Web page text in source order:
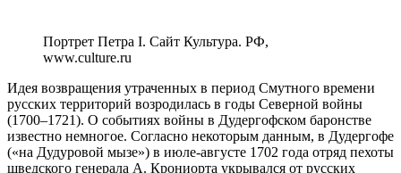
Портрет Петра I. Сайт Культура. РФ,
www.culture.ru
Идея возвращения утраченных в период Смутного времени
русских территорий возродилась в годы Северной войны
(1700–1721). О событиях войны в Дудергофском баронстве
известно немногое. Согласно некоторым данным, в Дудергофе
(«на Дудуровой мызе») в июле-августе 1702 года отряд пехоты
шведского генерала А. Крониорта укрывался от русских